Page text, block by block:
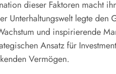
dieser Faktoren macht
Unterhaltungswelt legte den
und inspirierende
Ansatz für
Vermögen.